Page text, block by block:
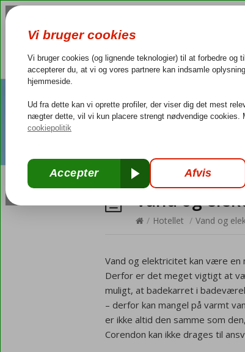
Vand og
/ Hotellet / Vand og
Vand og elektricitet kan være en
Derfor er det meget vigtigt at
muligt, at badekarret i
– derfor kan mangel på varmt
er ikke altid den samme som
Corendon kan ikke drages til